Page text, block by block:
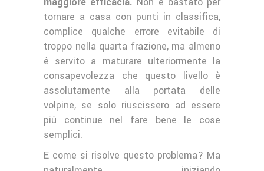
tornare a casa con punti in classifica,
complice qualche errore evitabile di
troppo nella quarta frazione, ma almeno
è servito a maturare ulteriormente la
consapevolezza che questo livello è
assolutamente alla portata delle
volpine, se solo riuscissero ad essere
più continue nel fare bene le cose
semplici.
E come si risolve questo problema? Ma